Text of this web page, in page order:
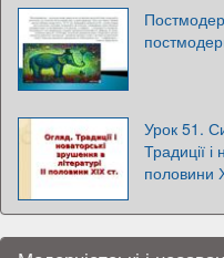
Урок 51.
Традиції і
половини